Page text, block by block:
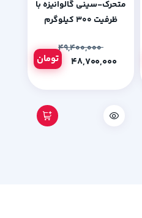
متحرک-سینی گالوانیزه با
ظرفیت 300 کیلوگرم
۴۹,۴۰۰,۰۰۰
تومان